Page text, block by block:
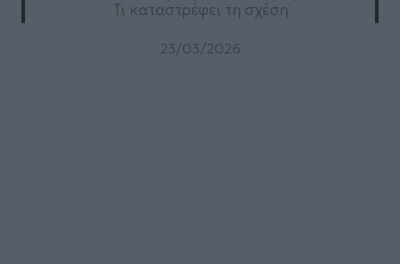
Τι καταστρέφει τη σχέση
23/03/2026